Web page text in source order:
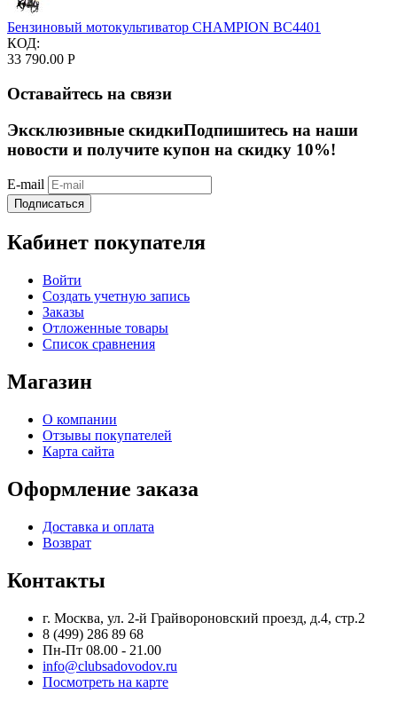
Бензиновый мотокультиватор CHAMPION BC4401
КОД:
33 790.00 Р
Оставайтесь на связи
Эксклюзивные скидкиПодпишитесь на наши
новости и получите купон на скидку 10%!
E-mail
Подписаться
Кабинет покупателя
Войти
Создать учетную запись
Заказы
Отложенные товары
Список сравнения
Магазин
О компании
Отзывы покупателей
Карта сайта
Оформление заказа
Доставка и оплата
Возврат
Контакты
г. Москва, ул. 2-й Грайвороновский проезд, д.4, стр.2
8 (499) 286 89 68
Пн-Пт 08.00 - 21.00
info@clubsadovodov.ru
Посмотреть на карте